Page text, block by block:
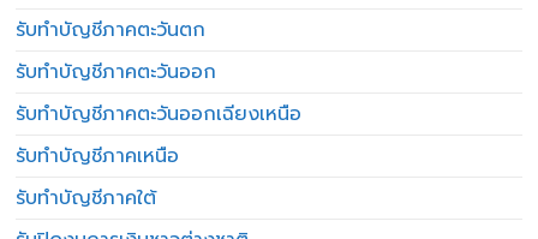
รับทำบัญชีภาคตะวันตก
รับทำบัญชีภาคตะวันออก
รับทำบัญชีภาคตะวันออกเฉียงเหนือ
รับทำบัญชีภาคเหนือ
รับทำบัญชีภาคใต้